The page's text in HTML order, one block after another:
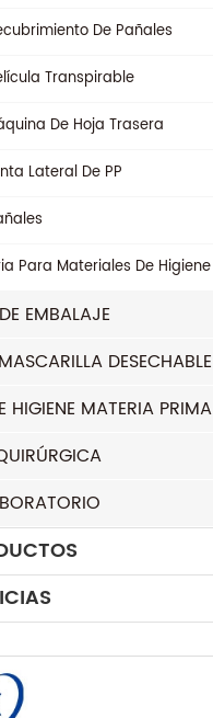
De Pañales
Transpirable
De Hoja Trasera
Lateral De PP
Para Materiales De Higiene
EMBALAJE
DESECHABLE
HIGIENE MATERIA PRIMA